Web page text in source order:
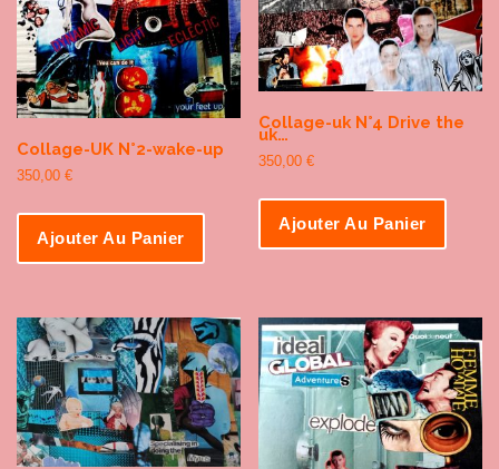
Collage-UK N°2-wake-up
350,00 €
Ajouter Au Panier
Collage-uk N°4 Drive the
uk…
350,00€
Ajouter Au Panier